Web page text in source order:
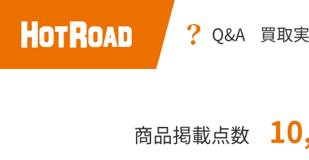
Q&A 買取
商品掲載点数